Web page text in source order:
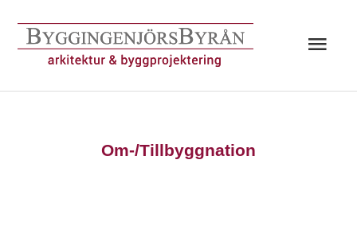
innehåll
Om-/Tillbyggnation